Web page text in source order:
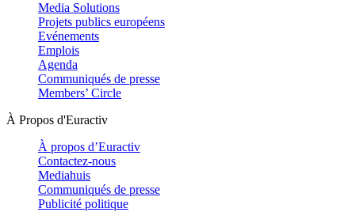
Media Solutions
Projets publics européens
Evénements
Emplois
Agenda
Communiqués de presse
Members’ Circle
À Propos d'Euractiv
À propos d’Euractiv
Contactez-nous
Mediahuis
Communiqués de presse
Publicité politique